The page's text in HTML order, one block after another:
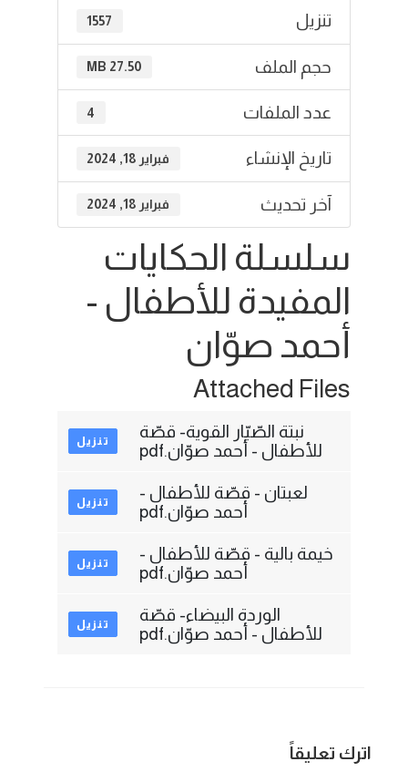
تنزيل 1557
حجم الملف 27.50 MB
عدد الملفات 4
تاريخ الإنشاء فبراير 18, 2024
آخر تحديث فبراير 18, 2024
سلسلة الحكايات
المفيدة للأطفال -
أحمد صوّان
Attached Files
نبتة الصّبّار القوية- قصّة
للأطفال - أحمد صوّان.pdf
تنزيل
لعبتان - قصّة للأطفال -
أحمد صوّان.pdf
تنزيل
خيمة بالية - قصّة للأطفال -
أحمد صوّان.pdf
تنزيل
الوردة البيضاء- قصّة
للأطفال - أحمد صوّان.pdf
تنزيل
اترك تعليقاً